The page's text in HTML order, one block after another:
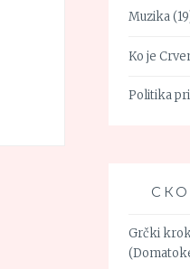
Muzika
Ko je
Politika
Grčki